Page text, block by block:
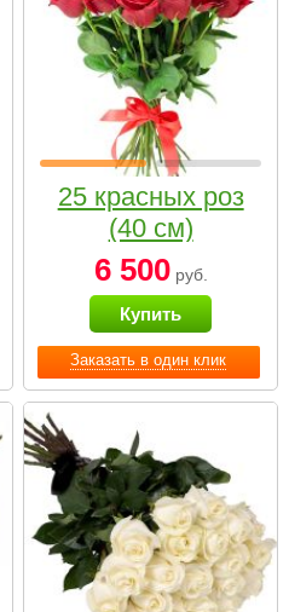
Заказать в один клик
25 красных роз
(40 см)
6 500руб.
Купить